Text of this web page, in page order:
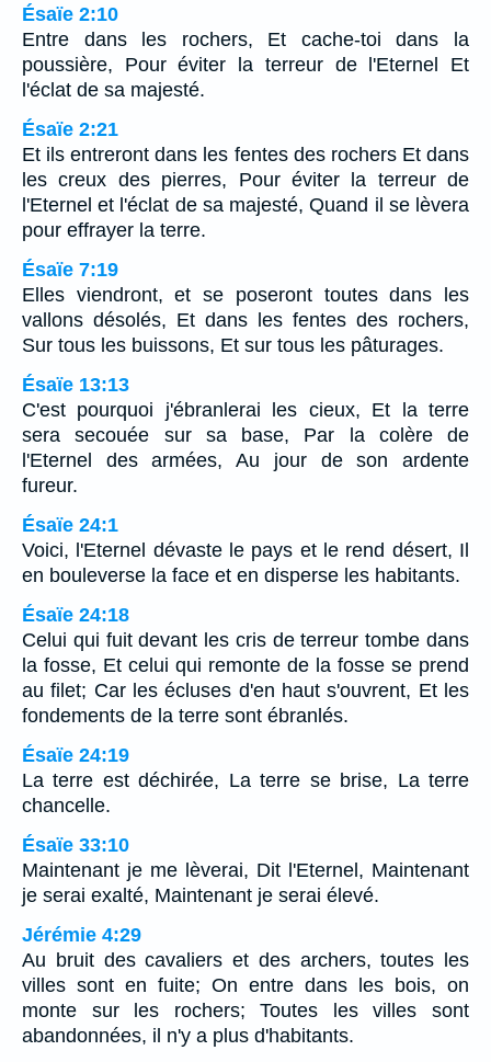
Ésaïe 2:10
Entre dans les rochers, Et cache-toi dans la
poussière, Pour éviter la terreur de l'Eternel Et
l'éclat de sa majesté.
Ésaïe 2:21
Et ils entreront dans les fentes des rochers Et dans
les creux des pierres, Pour éviter la terreur de
l'Eternel et l'éclat de sa majesté, Quand il se lèvera
pour effrayer la terre.
Ésaïe 7:19
Elles viendront, et se poseront toutes dans les
vallons désolés, Et dans les fentes des rochers,
Sur tous les buissons, Et sur tous les pâturages.
Ésaïe 13:13
C'est pourquoi j'ébranlerai les cieux, Et la terre
sera secouée sur sa base, Par la colère de
l'Eternel des armées, Au jour de son ardente
fureur.
Ésaïe 24:1
Voici, l'Eternel dévaste le pays et le rend désert, Il
en bouleverse la face et en disperse les habitants.
Ésaïe 24:18
Celui qui fuit devant les cris de terreur tombe dans
la fosse, Et celui qui remonte de la fosse se prend
au filet; Car les écluses d'en haut s'ouvrent, Et les
fondements de la terre sont ébranlés.
Ésaïe 24:19
La terre est déchirée, La terre se brise, La terre
chancelle.
Ésaïe 33:10
Maintenant je me lèverai, Dit l'Eternel, Maintenant
je serai exalté, Maintenant je serai élevé.
Jérémie 4:29
Au bruit des cavaliers et des archers, toutes les
villes sont en fuite; On entre dans les bois, on
monte sur les rochers; Toutes les villes sont
abandonnées, il n'y a plus d'habitants.